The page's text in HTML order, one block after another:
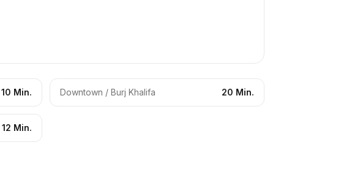
10 Min. Downtown / Burj Khalifa 20 Min.
12 Min.